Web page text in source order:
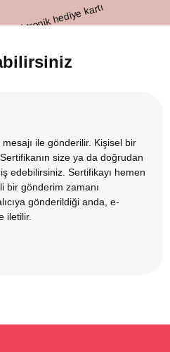
ile gönderilir. Kişisel bir
size ya da doğrudan
edebilirsiniz. Sertifikayı hemen
bir gönderim zamanı
gönderildiği anda, e-
iletilir.